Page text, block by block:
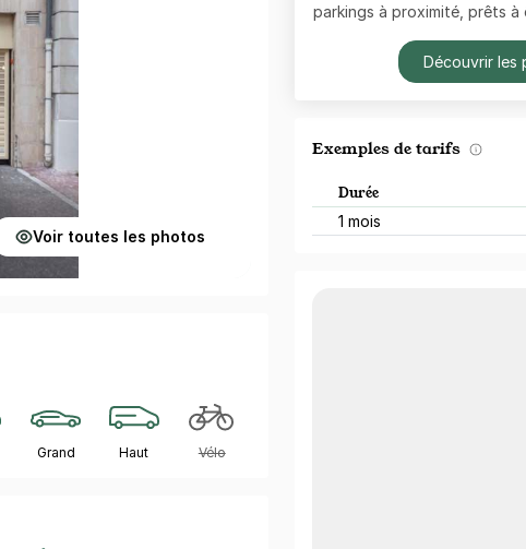
Voir toutes les photos
Grand Haut Vélo
parkings à proximité, prêts à
Découvrir les
Exemples de tarifs
Durée
1 mois